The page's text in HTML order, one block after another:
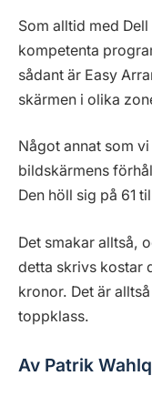
Som alltid med
kompetenta
sådant är Easy
skärmen i olika
Något annat som
bildskärmens
Den höll sig på 61
Det smakar alltså,
detta skrivs kostar
kronor. Det är
toppklass.
Av Patrik